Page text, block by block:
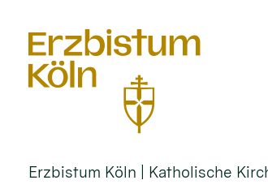
Erzbistum Köln | Katholische